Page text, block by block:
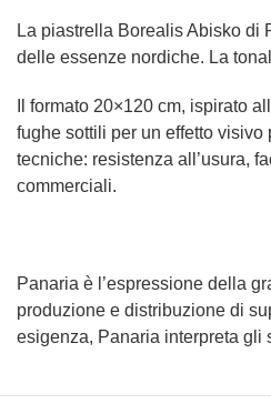
La piastrella Borealis Abisko di
delle essenze nordiche. La
Il formato 20×120 cm, ispirato
fughe sottili per un effetto
tecniche: resistenza all’usura,
commerciali.
Panaria è l’espressione della
produzione e distribuzione di
esigenza, Panaria interpreta gli